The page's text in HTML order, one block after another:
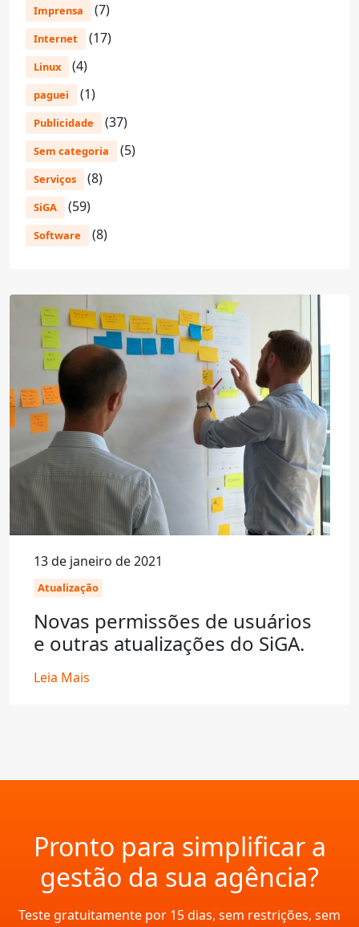
Imprensa (7)
Internet (17)
Linux (4)
paguei (1)
Publicidade (37)
Sem categoria (5)
Serviços (8)
SiGA (59)
Software (8)
13 de janeiro de 2021
Atualização
Novas permissões de usuários
e outras atualizações do SiGA.
Leia Mais
Pronto para simplificar a
gestão da sua agência?
Teste gratuitamente por 15 dias, sem restrições, sem